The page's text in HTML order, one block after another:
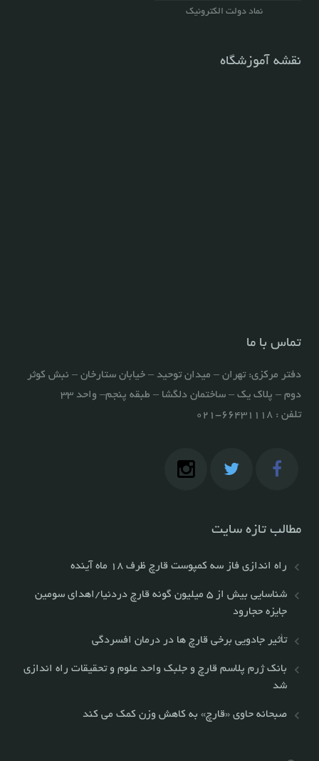
نماد دولت الکترونیک
نقشه آموزشگاه
تماس با ما
دفتر مرکزي: تهران – ميدان توحيد – خيابان ستارخان – نبش کوثر
دوم – پلاک یک – ساختمان دلگشا – طبقه پنجم– واحد 33
تلفن : ۶۶۴۳۱۱۱۸-۰۲۱
مطالب تازه سایت
راه اندازی فاز سه کمپوست قارچ ظرف ١٨ ماه آینده
شناسایی بیش از ۵ میلیون گونه قارچ دردنیا/اهدای سومین
جایزه حجارود
تأثیر جادویی برخی قارچ ها در درمان افسردگی
بانک ژرم پلاسم قارچ و جلبک واحد علوم و تحقیقات راه اندازی
شد
صبحانه حاوی «قارچ» به کاهش وزن کمک می کند